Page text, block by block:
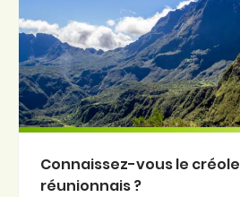
Connaissez-vous le créole
réunionnais ?